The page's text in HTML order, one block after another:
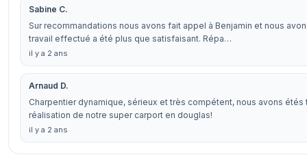
Sabine C.
Sur recommandations nous avons fait appel à Benjamin et nous
travail effectué a été plus que satisfaisant. Répa…
il y a 2 ans
Arnaud D.
Charpentier dynamique, sérieux et très compétent, nous avons étés
réalisation de notre super carport en douglas!
il y a 2 ans